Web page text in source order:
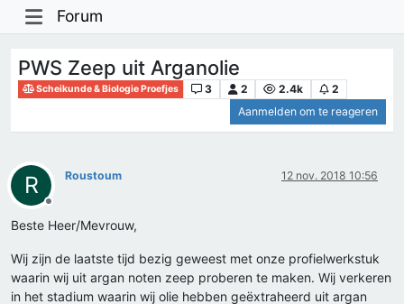
Forum
PWS Zeep uit Arganolie
Scheikunde & Biologie Proefjes 3 2 2.4k
2
Aanmelden om te reageren
R
Offline
Roustoum 12 nov. 2018 10:56
Beste Heer/Mevrouw,
Wij zijn de laatste tijd bezig geweest met onze profielwerkstuk
waarin wij uit argan noten zeep proberen te maken. Wij verkeren
in het stadium waarin wij olie hebben geëxtraheerd uit argan